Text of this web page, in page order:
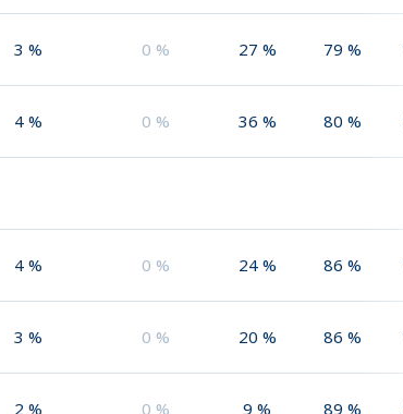
3 % 0 % 27 % 79 %
4 % 0 % 36 % 80 %
4 % 0 % 24 % 86 %
3 % 0 % 20 % 86 %
2 % 0 % 9 % 89 %